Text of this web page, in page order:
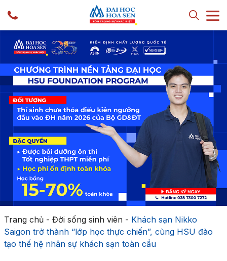
Trang chủ- Đời sống sinh viên- Khách sạn Nikko
Saigon trở thành “lớp học thực chiến”, cùng HSU đào
tạo thế hệ nhân sự khách sạn toàn cầu